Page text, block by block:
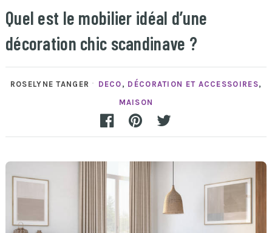
Quel est le mobilier idéal d’une
décoration chic scandinave ?
ROSELYNE TANGER DECO , DÉCORATION ET ACCESSOIRES,
MAISON